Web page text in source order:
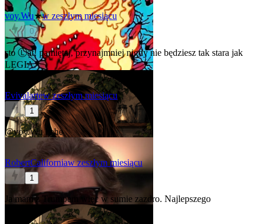
voy.Wu★w zeszłym miesiącu
0
sto Ⓛat! pamiętaj, przynajmniej nigdy nie będziesz tak stara jak
LEGIA.
Evivalartew zeszłym miesiącu
1
@voy.Wuhehe
RobertCaliforniaw zeszłym miesiącu
1
Ja mam z Trumpem więc w sumie zazdro. Najlepszego